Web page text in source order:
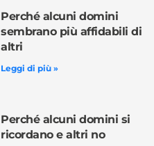
Perché alcuni domini
sembrano più affidabili di
altri
Leggi di più »
Perché alcuni domini si
ricordano e altri no